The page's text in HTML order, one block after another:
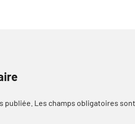
publiée. Les champs obligatoires